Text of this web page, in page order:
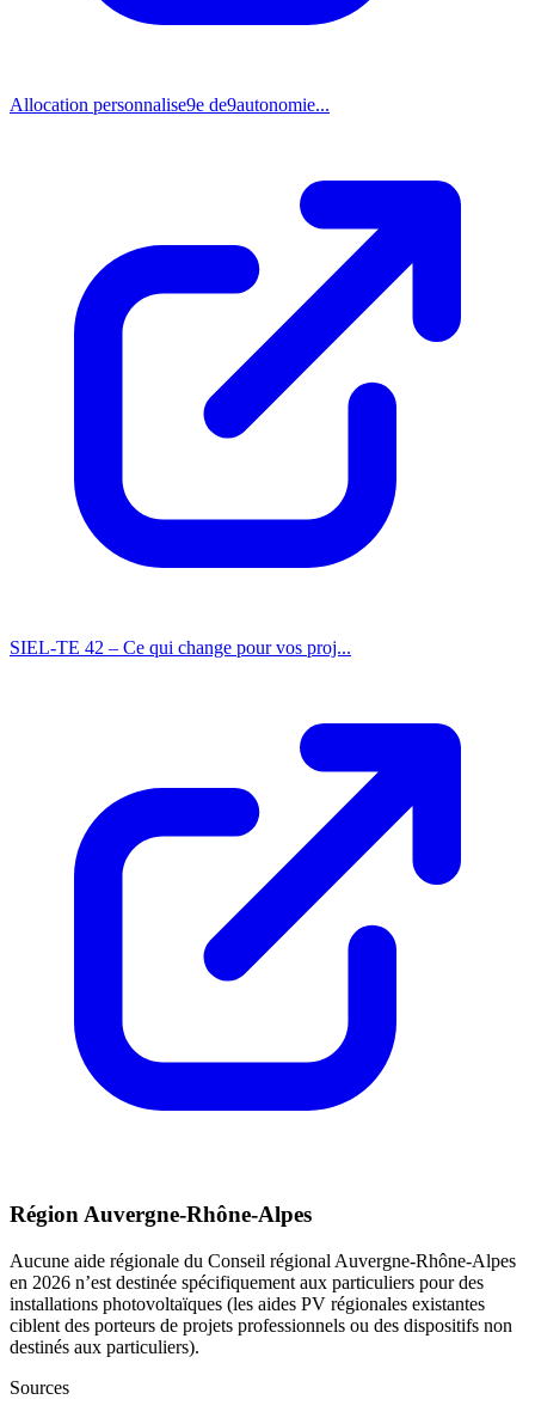
Allocation personnalise9e de9autonomie...
SIEL-TE 42 – Ce qui change pour vos proj...
Région Auvergne-Rhône-Alpes
Aucune aide régionale du Conseil régional Auvergne-Rhône-Alpes
en 2026 n’est destinée spécifiquement aux particuliers pour des
installations photovoltaïques (les aides PV régionales existantes
ciblent des porteurs de projets professionnels ou des dispositifs non
destinés aux particuliers).
Sources